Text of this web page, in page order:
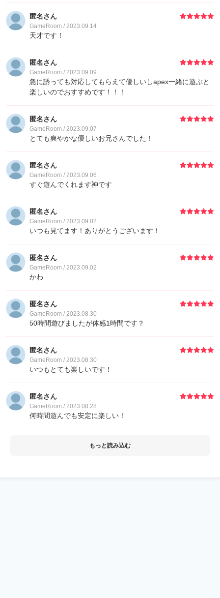
匿名さん
GameRoom / 2023.09.14
天才です！
匿名さん
GameRoom / 2023.09.09
急に誘っても対応してもらえて優しいしapex一緒に遊ぶと
楽しいのでおすすめです！！！
匿名さん
GameRoom / 2023.09.07
とても爽やかな優しいお兄さんでした！
匿名さん
GameRoom / 2023.09.06
すぐ遊んでくれます神です
匿名さん
GameRoom / 2023.09.02
いつも見てます！ありがとうございます！
匿名さん
GameRoom / 2023.09.02
かわ
匿名さん
GameRoom / 2023.08.30
50時間遊びましたが体感1時間です？
匿名さん
GameRoom / 2023.08.30
いつもとても楽しいです！
匿名さん
GameRoom / 2023.08.28
何時間遊んでも安定に楽しい！
もっと読み込む